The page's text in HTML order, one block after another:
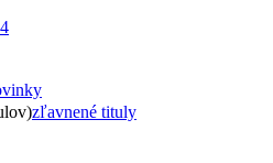
zľavnené tituly